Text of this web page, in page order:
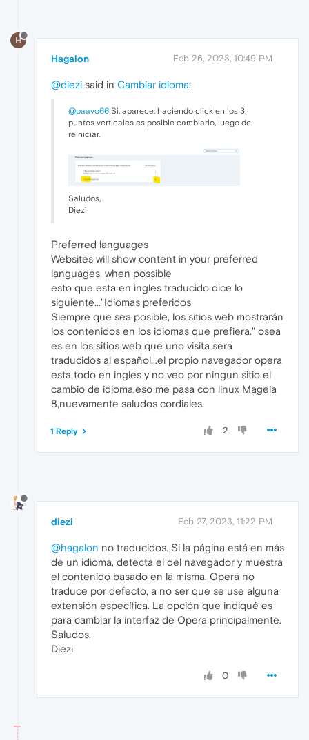
H
Hagalon Feb 26, 2023, 10:49 PM
@diezi said in Cambiar idioma:
@paavo66 Si, aparece. haciendo click en los 3
puntos verticales es posible cambiarlo, luego de
reiniciar.
Saludos,
Diezi
Preferred languages
Websites will show content in your preferred
languages, when possible
esto que esta en ingles traducido dice lo
siguiente..."Idiomas preferidos
Siempre que sea posible, los sitios web mostrarán
los contenidos en los idiomas que prefiera." osea
es en los sitios web que uno visita sera
traducidos al español...el propio navegador opera
esta todo en ingles y no veo por ningun sitio el
cambio de idioma,eso me pasa con linux Mageia
8,nuevamente saludos cordiales.
2
1 Reply
diezi Feb 27, 2023, 11:22 PM
@hagalon no traducidos. Si la página está en más
de un idioma, detecta el del navegador y muestra
el contenido basado en la misma. Opera no
traduce por defecto, a no ser que se use alguna
extensión específica. La opción que indiqué es
para cambiar la interfaz de Opera principalmente.
Saludos,
Diezi
0